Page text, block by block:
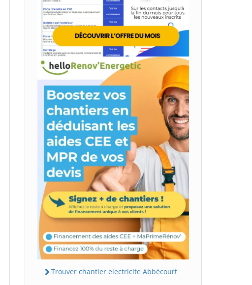
Trouver chantier electricite Abbécourt